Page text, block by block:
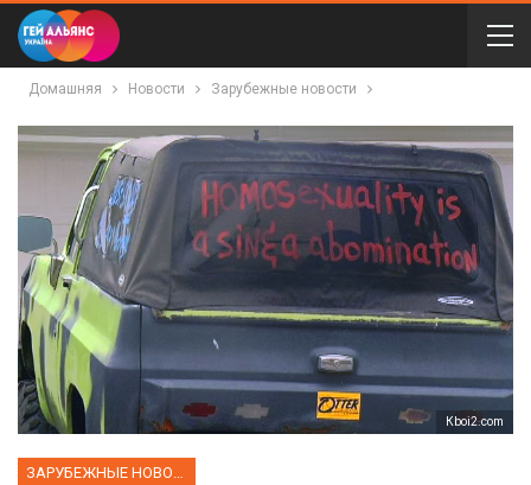
Домашняя Новости Зарубежные новости
Кboi2.com